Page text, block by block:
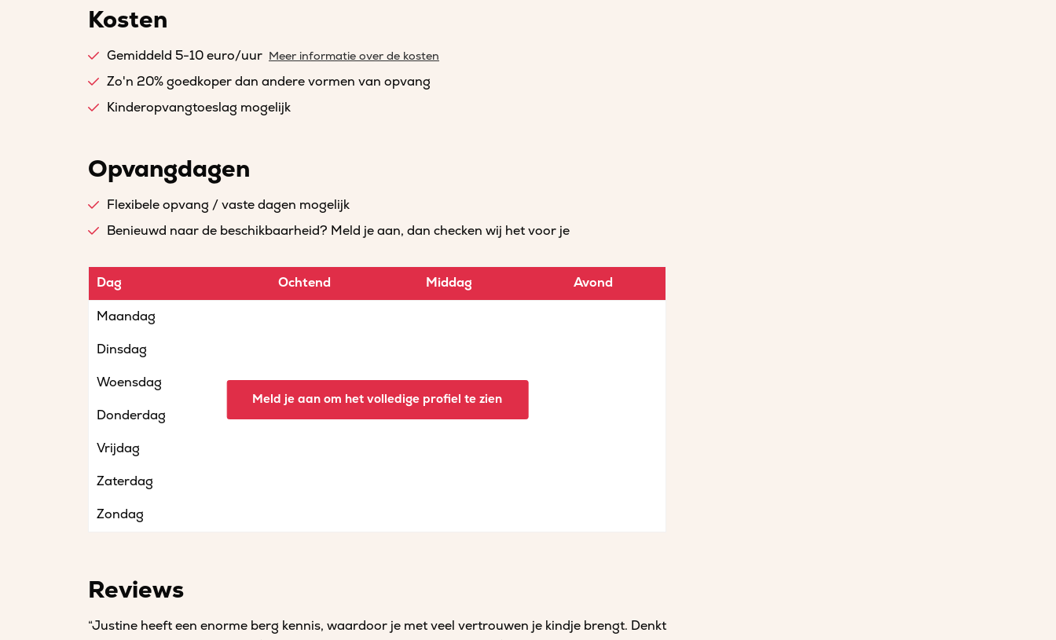
Kosten
Gemiddeld 5-10 euro/uur Meer informatie over de kosten
Zo'n 20% goedkoper dan andere vormen van opvang
Kinderopvangtoeslag mogelijk
Opvangdagen
Flexibele opvang / vaste dagen mogelijk
Benieuwd naar de beschikbaarheid? Meld je aan, dan checken wij het voor je
Dag Ochtend Middag Avond
Maandag
Dinsdag
Woensdag
Donderdag
Vrijdag
Zaterdag
Zondag
Meld je aan om het volledige profiel te zien
Reviews
“Justine heeft een enorme berg kennis, waardoor je met veel vertrouwen je kindje brengt. Denkt